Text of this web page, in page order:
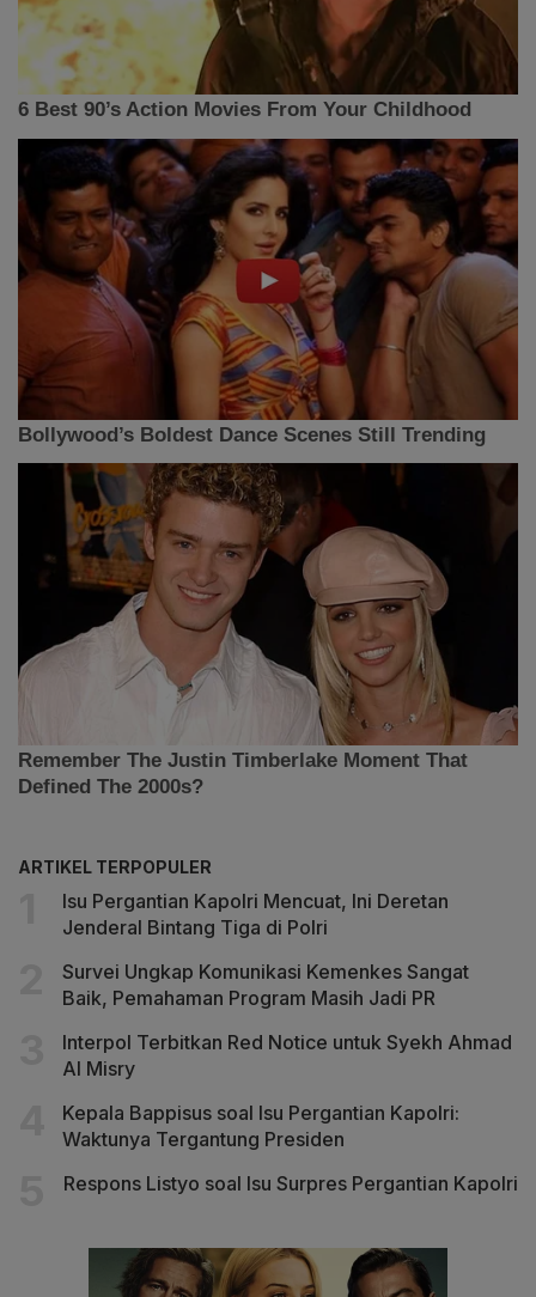
ARTIKEL TERPOPULER
Isu Pergantian Kapolri Mencuat, Ini Deretan
Jenderal Bintang Tiga di Polri
Survei Ungkap Komunikasi Kemenkes Sangat
Baik, Pemahaman Program Masih Jadi PR
Interpol Terbitkan Red Notice untuk Syekh Ahmad
Al Misry
Kepala Bappisus soal Isu Pergantian Kapolri:
Waktunya Tergantung Presiden
Respons Listyo soal Isu Surpres Pergantian Kapolri